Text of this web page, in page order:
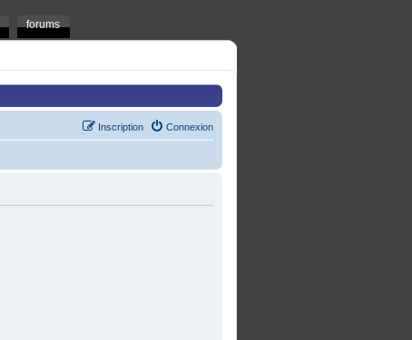
forums
Connexion
Inscription